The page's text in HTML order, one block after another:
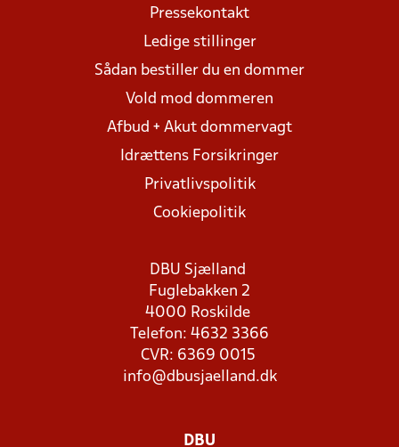
Pressekontakt
Ledige stillinger
Sådan bestiller du en dommer
Vold mod dommeren
Afbud + Akut dommervagt
Idrættens Forsikringer
Privatlivspolitik
Cookiepolitik
DBU Sjælland
Fuglebakken 2
4000 Roskilde
Telefon: 4632 3366
CVR: 6369 0015
info@dbusjaelland.dk
DBU